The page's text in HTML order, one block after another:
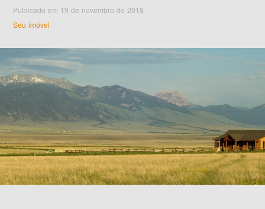
Publicado em 19 de novembro de 2018
Seu imóvel